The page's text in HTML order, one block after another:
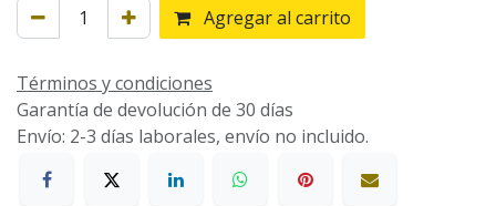
Agregar al carrito
Términos y condiciones
Garantía de devolución de 30 días
Envío: 2-3 días laborales, envío no incluido.